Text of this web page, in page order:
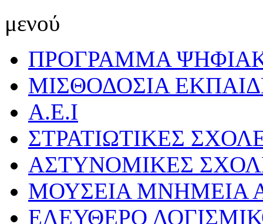
μενού
ΠΡΟΓΡΑΜΜΑ
ΜΙΣΘΟΔΟΣΙΑ
Α.Ε.Ι
ΣΤΡΑΤΙΩΤΙΚΕΣ
ΑΣΤΥΝΟΜΙΚΕΣ
ΜΟΥΣΕΙΑ ΜΝΗΜΕΙΑ
ΕΛΕΥΘΕΡΟ